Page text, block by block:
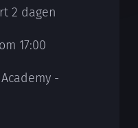
2 dagen
17:00
-